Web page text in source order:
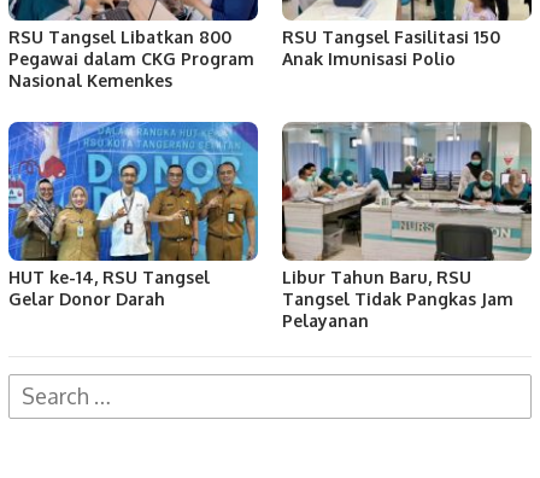
RSU Tangsel Libatkan 800
Pegawai dalam CKG Program
Nasional Kemenkes
RSU Tangsel Fasilitasi 150
Anak Imunisasi Polio
HUT ke-14, RSU Tangsel
Gelar Donor Darah
Libur Tahun Baru, RSU
Tangsel Tidak Pangkas Jam
Pelayanan
Search
for: